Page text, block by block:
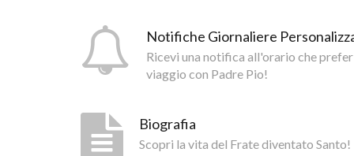
Notifiche Giornaliere
Ricevi una notifica all'orario che
viaggio con Padre Pio!
Biografia
Scopri la vita del Frate diventato Santo!